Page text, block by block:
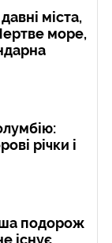
міста,
море,
річки і
подорож
існує